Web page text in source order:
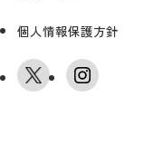
個人情報保護方針